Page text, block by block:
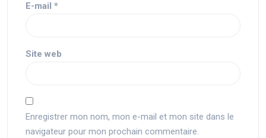
E-mail *
Site web
Enregistrer mon nom, mon e-mail et mon site dans le
navigateur pour mon prochain commentaire.